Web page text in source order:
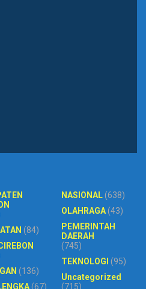
(84)
(136)
(67)
NASIONAL(638)
OLAHRAGA(43)
PEMERINTAH
DAERAH
(745)
TEKNOLOGI (95)
Uncategorized
(715)